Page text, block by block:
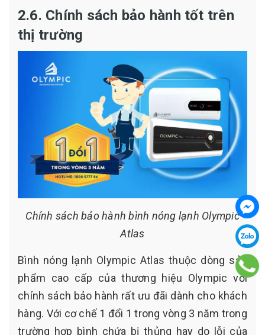
2.6. Chính sách bảo hành tốt trên
thị trường
Chính sách bảo hành bình nóng lạnh Olympic
Atlas
Bình nóng lạnh Olympic Atlas thuộc dòng sản
phẩm cao cấp của thương hiệu Olympic với
chính sách bảo hành rất ưu đãi dành cho khách
hàng. Với cơ chế 1 đổi 1 trong vòng 3 năm trong
trường hợp bình chứa bị thủng hay do lỗi của